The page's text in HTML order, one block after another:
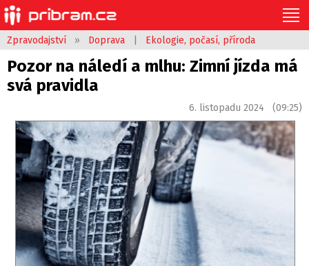
Zpravodajství » Doprava Ekologie, počasí, příroda
Pozor na náledí a mlhu: Zimní jízda má
svá pravidla
6. listopadu 2024 (09:25)